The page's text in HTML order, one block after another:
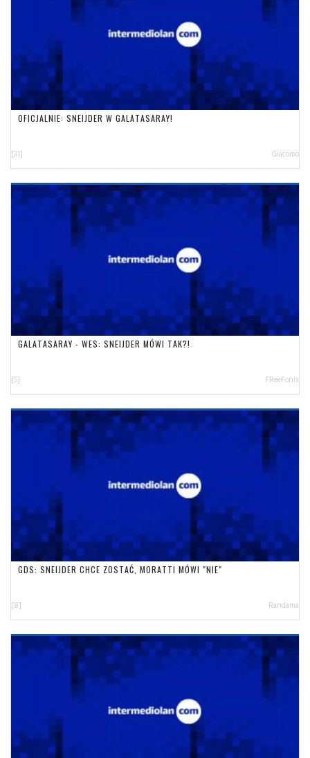
OFICJALNIE: SNEIJDER W GALATASARAY!
[31] Giacomo
GALATASARAY - WES: SNEIJDER MÓWI TAK?!
[5] FReeFonix
GDS: SNEIJDER CHCE ZOSTAĆ, MORATTI MÓWI "NIE"
[8] Randama